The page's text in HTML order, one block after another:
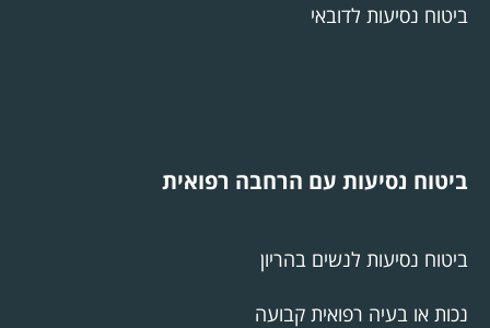
ביטוח נסיעות לדובאי
ביטוח נסיעות עם הרחבה רפואית
ביטוח נסיעות לנשים בהריון
נכות או בעיה רפואית קבועה